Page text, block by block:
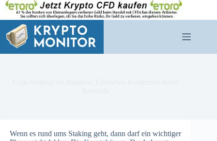
Zum
Inhalt
springen
Wenn es rund ums Staking geht, dann darf ein wichtiger